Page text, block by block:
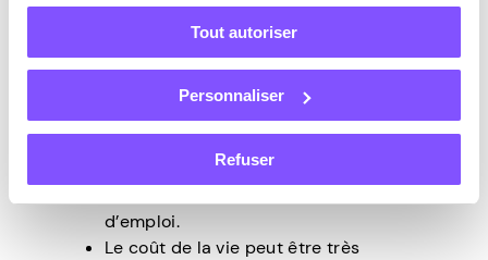
Tout autoriser
Personnaliser
Refuser
vous serez heureux de connaître tous ses
avantages. Voici quelques-uns des
avantages de s’installer aux États-Unis :
Les États-Unis ont une économie forte
d’emploi.
Le coût de la vie peut être très